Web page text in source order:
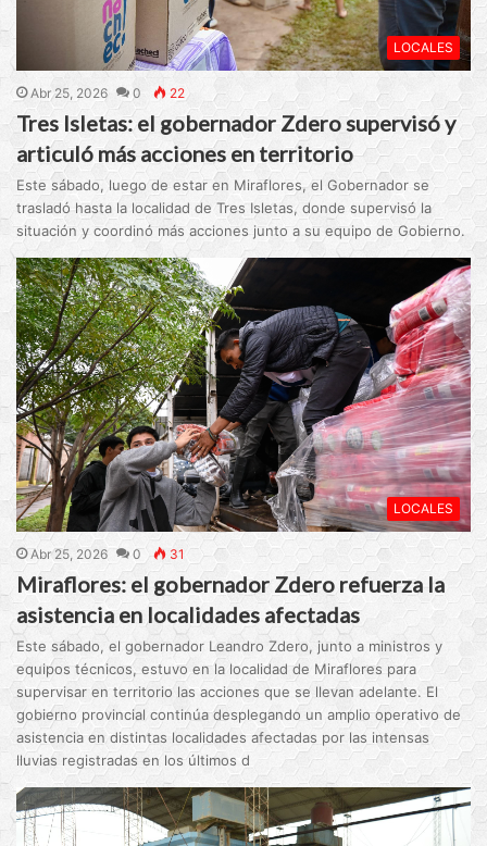
LOCALES
Abr 25, 2026 0 22
Tres Isletas: el gobernador Zdero supervisó y
articuló más acciones en territorio
Este sábado, luego de estar en Miraflores, el Gobernador se
trasladó hasta la localidad de Tres Isletas, donde supervisó la
situación y coordinó más acciones junto a su equipo de Gobierno.
LOCALES
Abr 25, 2026 0 31
Miraflores: el gobernador Zdero refuerza la
asistencia en localidades afectadas
Este sábado, el gobernador Leandro Zdero, junto a ministros y
equipos técnicos, estuvo en la localidad de Miraflores para
supervisar en territorio las acciones que se llevan adelante. El
gobierno provincial continúa desplegando un amplio operativo de
asistencia en distintas localidades afectadas por las intensas
lluvias registradas en los últimos d